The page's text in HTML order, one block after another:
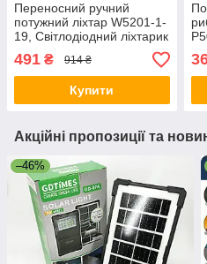
Переносний ручний
потужний ліхтар W5201-1-
19, Світлодіодний ліхтарик
Акумуляторний ліхтар RG-
36
491 ₴ 914 ₴
Купити
74
Акційні пропозиції та
–46%